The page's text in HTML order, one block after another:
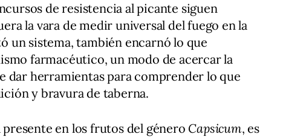
de resistencia al picante siguen
la vara de medir universal del fuego en la
un sistema, también encarnó lo que
farmacéutico, un modo de acercar la
dar herramientas para comprender lo que
y bravura de taberna.
presente en los frutos del género Capsicum, es